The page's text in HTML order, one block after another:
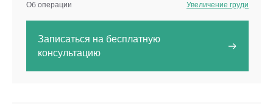
Об операции Увеличение груди
Записаться на бесплатную
консультацию